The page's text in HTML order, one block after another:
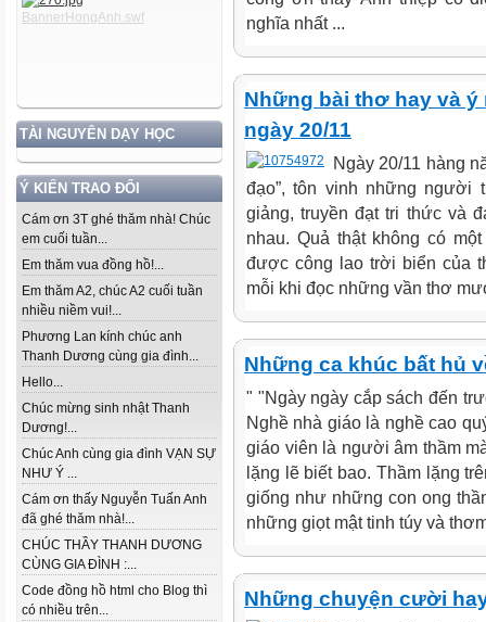
TÀI NGUYÊN DẠY HỌC
Ý KIẾN TRAO ĐỔI
Cám ơn 3T ghé thăm nhà! Chúc
em cuối tuần...
Em thăm vua đồng hồ!...
Em thăm A2, chúc A2 cuối tuần
nhiều niềm vui!...
Phương Lan kính chúc anh
Thanh Dương cùng gia đình...
Hello...
Chúc mừng sinh nhật Thanh
Dương!...
Chúc Anh cùng gia đình VẠN SỰ
NHƯ Ý ...
Cám ơn thấy Nguyễn Tuấn Anh
đã ghé thăm nhà!...
CHÚC THẦY THANH DƯƠNG
CÙNG GIA ĐÌNH :...
Code đồng hồ html cho Blog thì
có nhiều trên...
nghĩa nhất ...
Những bài thơ hay và
ngày 20/11
Ngày 20/11 hàng
đạo”, tôn vinh những người
giảng, truyền đạt tri thức và
nhau. Quả thật không có
được công lao trời biển của
mỗi khi đọc những vần thơ
Những ca khúc bất hủ
" "Ngày ngày cắp sách đến
Nghề nhà giáo là nghề cao
giáo viên là người âm thầm
lặng lẽ biết bao. Thầm lặng
giống như những con ong
những giọt mật tinh túy và
Những chuyện cười